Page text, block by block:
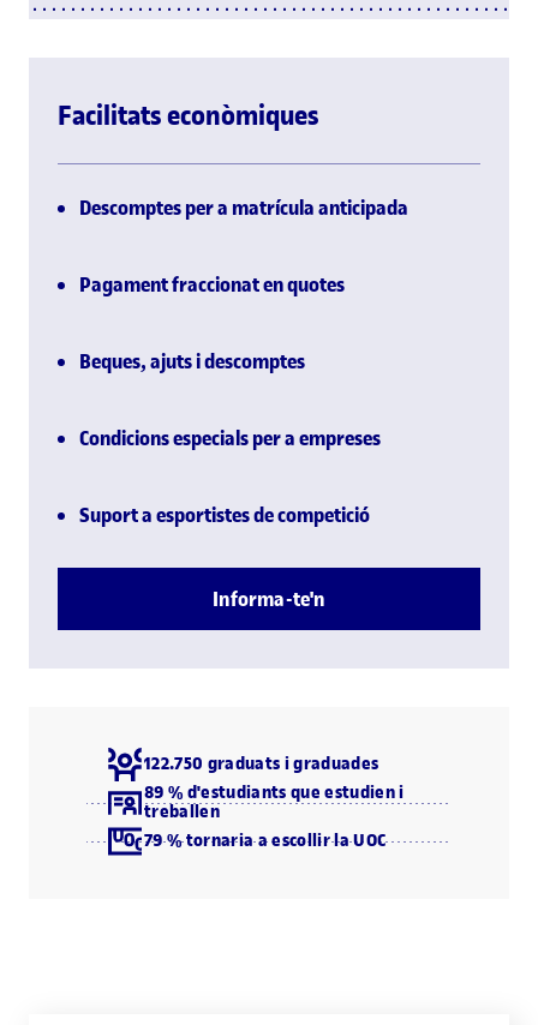
Facilitats econòmiques
Descomptes per a matrícula anticipada
Pagament fraccionat en quotes
Beques, ajuts i descomptes
Condicions especials per a empreses
Suport a esportistes de competició
Informa-te'n
122.750 graduats i graduades
89 % d'estudiants que estudien i
treballen
79 % tornaria a escollir la UOC